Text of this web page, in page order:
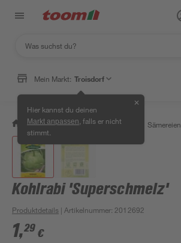
Mein Markt: Troisdorf
Hier kannst du deinen
Markt anpassen , falls er nicht
stimmt.
✕
/ Garten & Freizeit / Pflanzen Sämereien
Kohlrabi 'Superschmelz'
Produktdetails | Artikelnummer: 2012692
1,29 €